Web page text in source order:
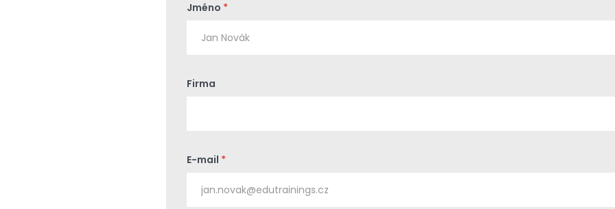
Jméno *
Firma
E-mail *